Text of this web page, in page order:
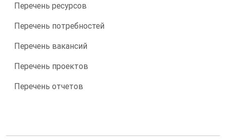
Перечень ресурсов
Перечень потребностей
Перечень вакансий
Перечень проектов
Перечень отчетов